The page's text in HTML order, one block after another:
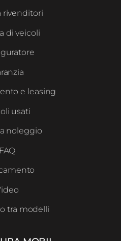
rivenditori
di veicoli
e leasing
usati
noleggio
FAQ
tra modelli